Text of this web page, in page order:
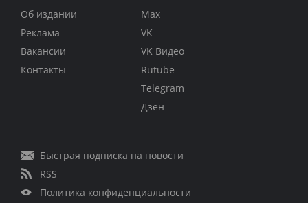
Об издании
Реклама
Вакансии
Контакты
Max
VK
VK Видео
Rutube
Telegram
Дзен
Быстрая подписка на новости
RSS
Политика конфиденциальности